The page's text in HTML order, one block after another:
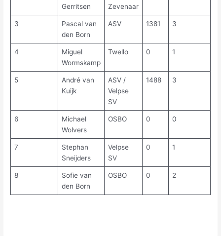
Gerritsen
Zevenaar
3
Pascal van
den Born
ASV 1381 3
4
Miguel
Wormskamp
Twello 0 1
5
André van
Kuijk
ASV /
Velpse
SV
1488 3
6
Michael
Wolvers
OSBO 0 0
7
Stephan
Sneijders
Velpse
SV
0 1
8
Sofie van
den Born
OSBO 0 2